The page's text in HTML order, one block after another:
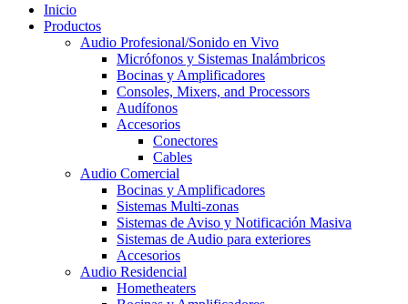
Inicio
Productos
Audio Profesional/Sonido en Vivo
Micrófonos y Sistemas Inalámbricos
Bocinas y Amplificadores
Consoles, Mixers, and Processors
Audífonos
Accesorios
Conectores
Cables
Audio Comercial
Bocinas y Amplificadores
Sistemas Multi-zonas
Sistemas de Aviso y Notificación Masiva
Sistemas de Audio para exteriores
Accesorios
Audio Residencial
Hometheaters